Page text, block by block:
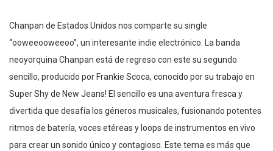
Chanpan de Estados Unidos nos comparte su single
“ooweeooweeoo”, un interesante indie electrónico. La banda
neoyorquina Chanpan está de regreso con este su segundo
sencillo, producido por Frankie Scoca, conocido por su trabajo en
Super Shy de New Jeans! El sencillo es una aventura fresca y
divertida que desafía los géneros musicales, fusionando potentes
ritmos de batería, voces etéreas y loops de instrumentos en vivo
para crear un sonido único y contagioso. Este tema es más que